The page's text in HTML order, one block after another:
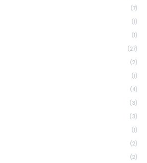
(7)
(1)
(1)
(27)
(2)
(1)
(4)
(3)
(3)
(1)
(2)
(2)